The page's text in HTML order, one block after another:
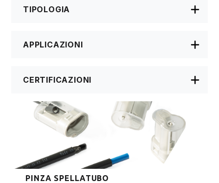
TIPOLOGIA
APPLICAZIONI
CERTIFICAZIONI
PINZA SPELLATUBO